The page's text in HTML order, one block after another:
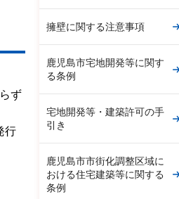
ず
行
擁壁に関する注意事項
鹿児島市宅地開発等に関す
る条例
宅地開発等・建築許可の手
引き
鹿児島市市街化調整区域に
おける住宅建築等に関する
条例